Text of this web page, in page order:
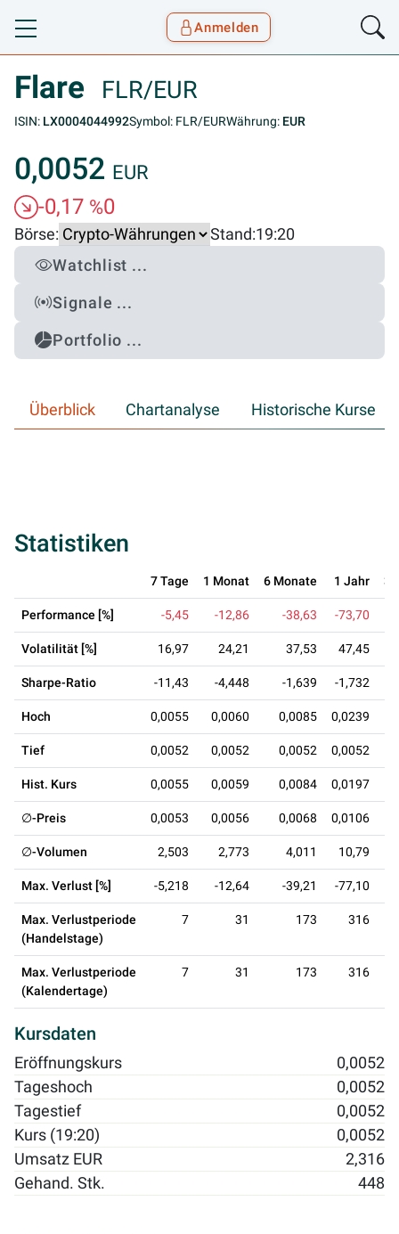
Toggle navigation
Anmelden
Flare FLR/EUR
ISIN: LX0004044992Symbol: FLR/EURWährung: EUR
0,0052 EUR
-0,17 %0
Börse: Stand:19:20
Watchlist ...
Signale ...
Portfolio ...
Überblick Chartanalyse Historische Kurse
Statistiken
7 Tage 1 Monat 6 Monate 1 Jahr 3
Performance [%] -5,45 -12,86 -38,63 -73,70
Volatilität [%] 16,97 24,21 37,53 47,45
Sharpe-Ratio -11,43 -4,448 -1,639 -1,732
Hoch 0,0055 0,0060 0,0085 0,0239
Tief 0,0052 0,0052 0,0052 0,0052
Hist. Kurs 0,0055 0,0059 0,0084 0,0197
∅-Preis 0,0053 0,0056 0,0068 0,0106
∅-Volumen 2,503 2,773 4,011 10,79
Max. Verlust [%] -5,218 -12,64 -39,21 -77,10
Max. Verlustperiode
(Handelstage)
7 31 173 316
Max. Verlustperiode
(Kalendertage)
7 31 173 316
Kursdaten
Eröffnungskurs
0,0052
Tageshoch
0,0052
Tagestief
0,0052
Kurs (19:20)
0,0052
Umsatz EUR
2,316
Gehand. Stk.
448